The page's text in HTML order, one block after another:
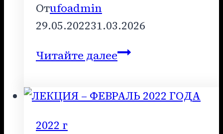
Отufoadmin
29.05.202231.03.2026
Читайте далееЛЕКЦИЯ
ИЮНЬ
2022
2022 г